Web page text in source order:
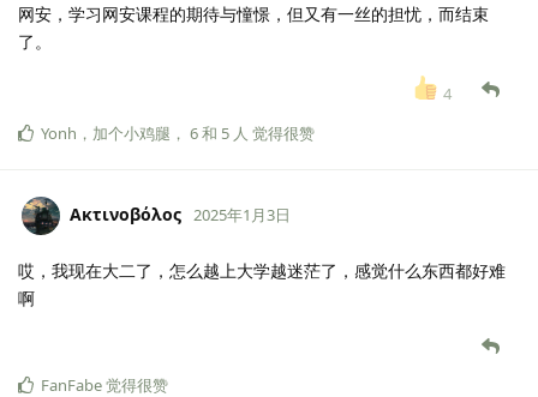
网安，学习网安课程的期待与憧憬，但又有一丝的担忧，而结束
了。
4
Yonh ， 加个小鸡腿 ， 6和 5 人 觉得很赞
Ακτινοβόλος 2025年1月3日
哎，我现在大二了，怎么越上大学越迷茫了，感觉什么东西都好难
啊
FanFabe觉得很赞